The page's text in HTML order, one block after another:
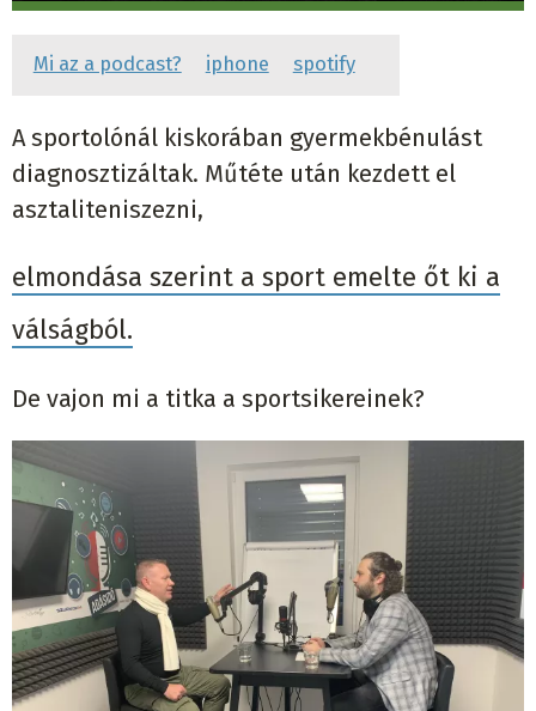
Mi az a podcast? iphone spotify
A sportolónál kiskorában gyermekbénulást
diagnosztizáltak. Műtéte után kezdett el
asztaliteniszezni,
elmondása szerint a sport emelte őt ki a
válságból.
De vajon mi a titka a sportsikereinek?